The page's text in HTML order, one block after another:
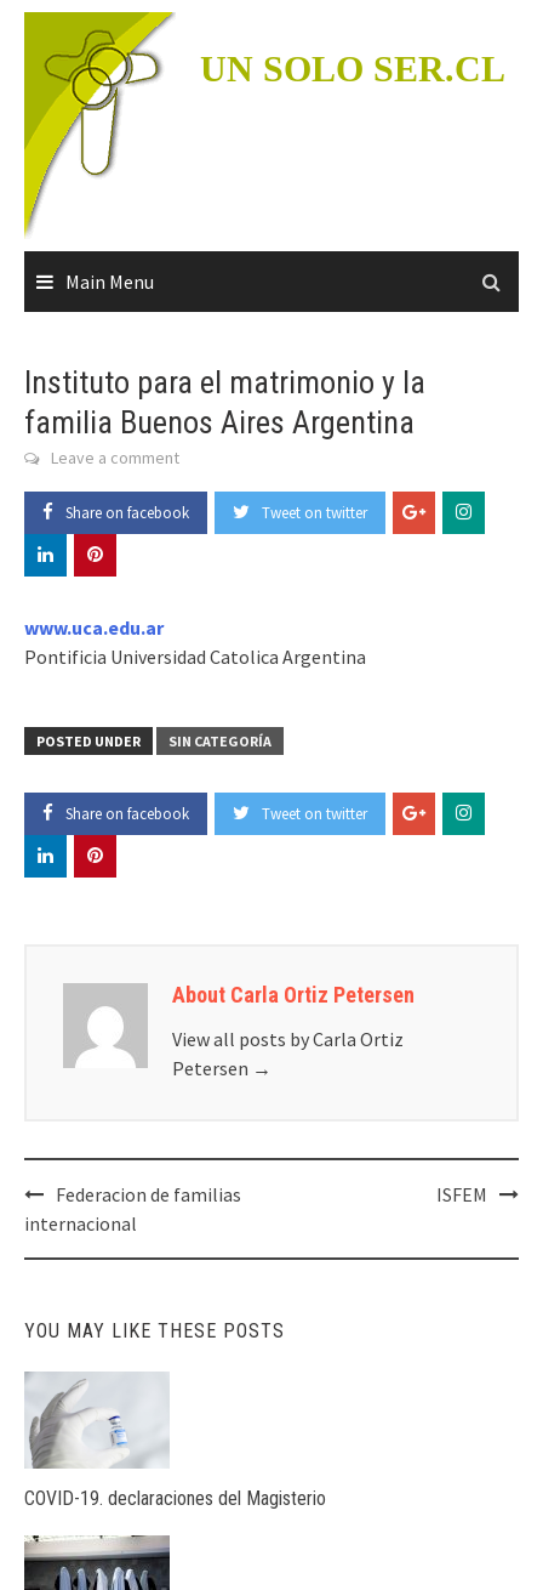
Skip
content
UN SOLO SER.CL
Main Menu
Instituto para el matrimonio y la
familia Buenos Aires Argentina
Leave a comment
Share on facebook Tweet on twitter
www.uca.edu.ar
Pontificia Universidad Catolica Argentina
POSTED UNDER SIN CATEGORÍA
Share on facebook Tweet on twitter
About Carla Ortiz Petersen
View all posts by Carla Ortiz
Petersen →
Post
navigation
Federacion de familias
internacional
ISFEM
YOU MAY LIKE THESE POSTS
COVID-19. declaraciones del Magisterio